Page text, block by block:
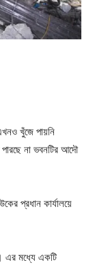
খুঁজে পায়নি
না ভবনটির আদৌ
প্রধান কার্যালয়ে
এর মধ্যে একটি